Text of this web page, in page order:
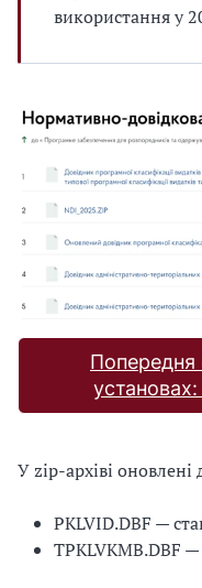
використання у
У zip-архіві оновлені
PKLVID.DBF —
TPKLVKMB.DBF